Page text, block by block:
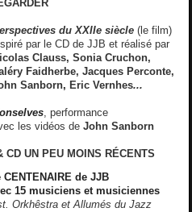
du XXIIe siècle (le film)
par le CD de JJB et réalisé par
Clauss, Sonia Cruchon,
Faidherbe, Jacques Perconte,
Sanborn, Eric Vernhes...
, performance
les vidéos de John Sanborn
CD UN PEU MOINS RÉCENTS
CENTENAIRE de JJB
15 musiciens et musiciennes
Orkhêstra et Allumés du Jazz